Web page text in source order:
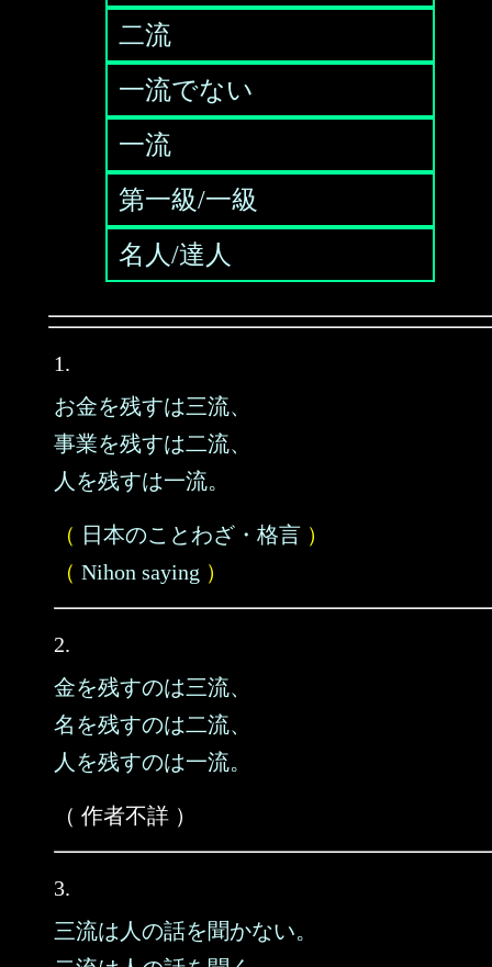
二流
一流でない
一流
第一級/一級
名人/達人
1.
お金を残すは三流、
事業を残すは二流、
人を残すは一流。
（ 日本のことわざ・格言 ）
（ Nihon saying ）
2.
金を残すのは三流、
名を残すのは二流、
人を残すのは一流。
（ 作者不詳 ）
3.
三流は人の話を聞かない。